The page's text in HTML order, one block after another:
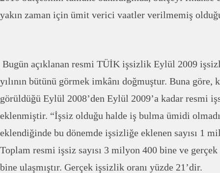
yakın zaman için ümit verici vaatler verilmemiş
Bugün açıklanan resmi TÜİK işsizlik Eylül 2009
yılının bütünü görmek imkânı doğmuştur. Buna
görüldüğü Eylül 2008’den Eylül 2009’a kadar resmi
eklenmiştir. “İşsiz olduğu halde iş bulma ümidi
eklendiğinde bu dönemde işsizliğe eklenen sayısı 1
Toplam resmi işsiz sayısı 3 milyon 400 bine ve
bine ulaşmıştır. Gerçek işsizlik oranı yüzde 21’dir.